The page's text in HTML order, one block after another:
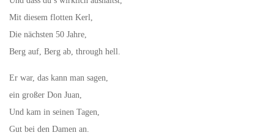
Mit diesem flotten Kerl,
Die nächsten 50 Jahre,
Berg auf, Berg ab, through hell.
Er war, das kann man sagen,
ein großer Don Juan,
Und kam in seinen Tagen,
Gut bei den Damen an.